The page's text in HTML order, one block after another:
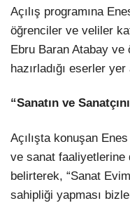
Açılış programına
öğrenciler ve veliler
Ebru Baran Atabay ve
hazırladığı eserler yer
“Sanatın ve
Açılışta konuşan
ve sanat
belirterek, “Sanat
sahipliği yapması